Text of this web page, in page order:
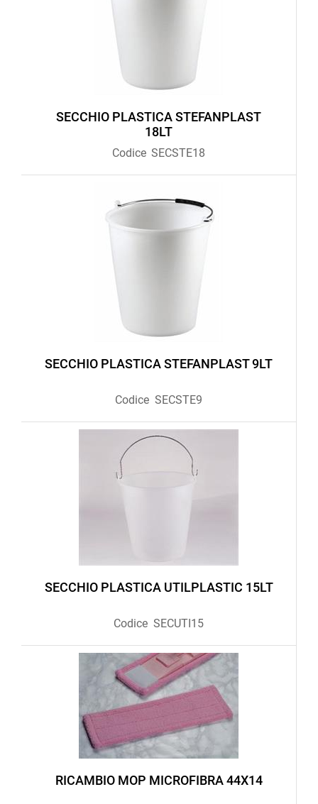
SECCHIO PLASTICA STEFANPLAST
18LT
Codice SECSTE18
SECCHIO PLASTICA STEFANPLAST 9LT
Codice SECSTE9
SECCHIO PLASTICA UTILPLASTIC 15LT
Codice SECUTI15
RICAMBIO MOP MICROFIBRA 44X14